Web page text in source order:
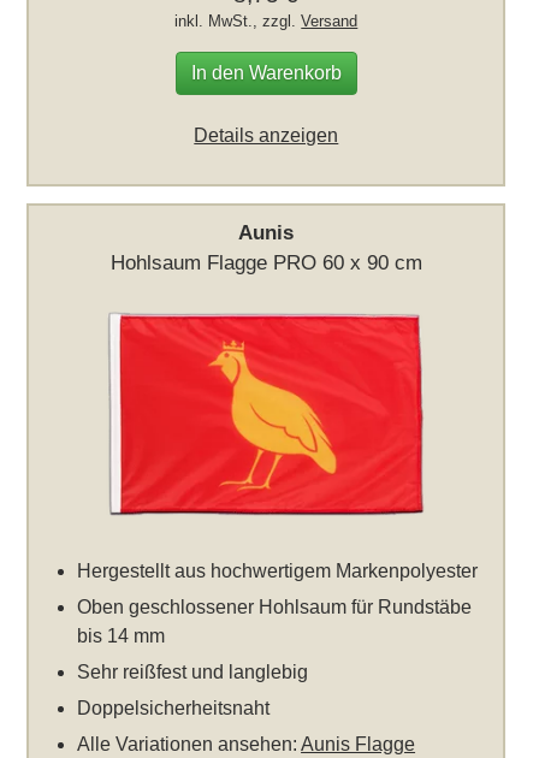
inkl. MwSt., zzgl.Versand
In den Warenkorb
Details anzeigen
Aunis
Hohlsaum Flagge PRO 60 x 90 cm
Hergestellt aus hochwertigem Markenpolyester
Oben geschlossener Hohlsaum für Rundstäbe
bis 14 mm
Sehr reißfest und langlebig
Doppelsicherheitsnaht
Alle Variationen ansehen:Aunis Flagge